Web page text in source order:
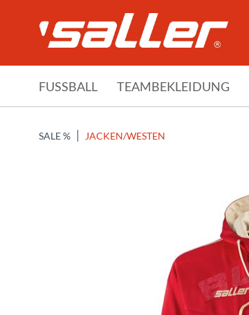
FUSSBALL TEAMBEKLEIDUNG
SALE % JACKEN/WESTEN